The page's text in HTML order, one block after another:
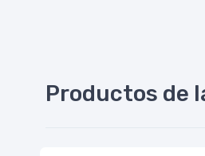
Productos de